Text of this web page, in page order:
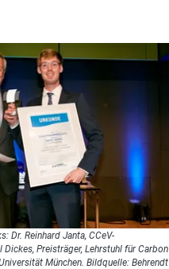
Dr. Reinhard Janta, CCeV-
Preisträger, Lehrstuhl für Carbon
München. Bildquelle: Behrendt